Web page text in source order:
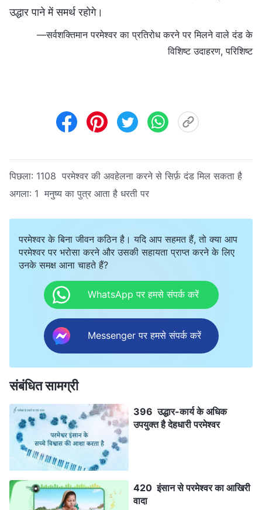
उद्धार पाने में समर्थ रहोगे।
—सर्वशक्तिमान परमेश्वर का प्रतिरोध करने पर मिलने वाले दंड के
विशिष्ट उदाहरण, परिशिष्ट
पिछला: 1108 परमेश्वर की अवहेलना करने से सिर्फ़ दंड मिल सकता है
अगला: 1 मनुष्य का पुत्र आता है धरती पर
परमेश्वर के बिना जीवन कठिन है। यदि आप सहमत हैं, तो क्या आप
परमेश्वर पर भरोसा करने और उसकी सहायता प्राप्त करने के लिए
उनके समक्ष आना चाहते हैं?
WhatsApp पर हमसे संपर्क करें
Messenger पर हमसे संपर्क करें
संबंधित सामग्री
396 उद्धार-कार्य के अधिक
उपयुक्त है देहधारी परमेश्वर
420 इंसान से परमेश्वर का आखिरी
वादा